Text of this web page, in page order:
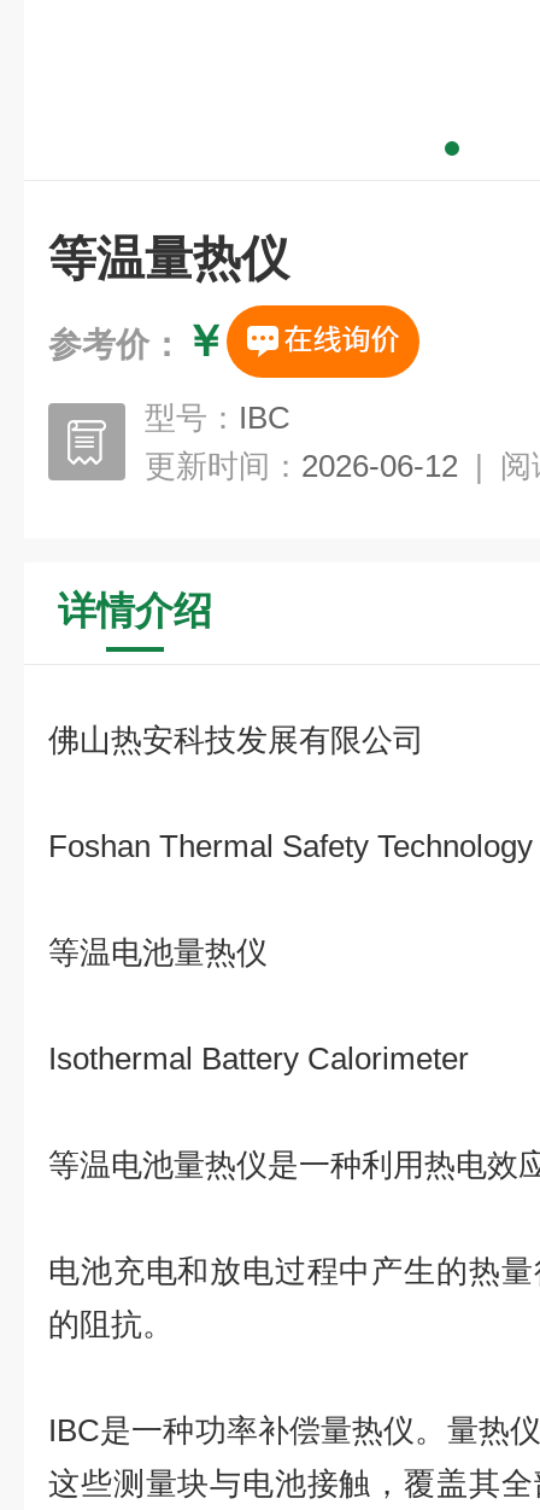
等温量热仪
参考价： ￥
型号： IBC
更新时间： 2026-06-12 | 阅
详情介绍
佛山热安科技发展有限公司
Foshan Thermal Safety
等温电池量热仪
Isothermal Battery Calorimeter
等温电池量热仪是一种利用热电效
电池充电和放电过程中产生的热
的阻抗。
IBC是一种功率补偿量热仪。量热
这些测量块与电池接触，覆盖其